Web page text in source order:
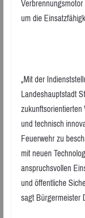
um die
„Mit der
Landeshauptstadt
und technisch
Feuerwehr zu
mit neuen
anspruchsvollen
und öffentliche
sagt Bürgermeister